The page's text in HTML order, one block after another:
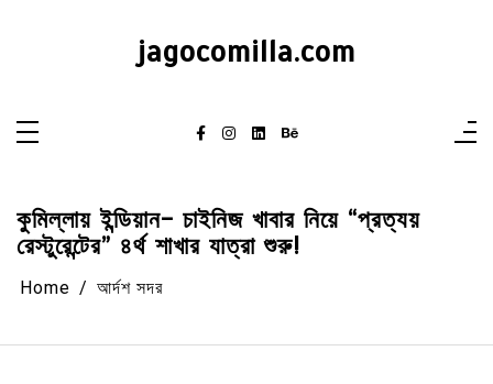
jagocomilla.com
কুমিল্লায় ইন্ডিয়ান- চাইনিজ খাবার নিয়ে “প্রত্যয়
রেস্টুরেন্টের” ৪র্থ শাখার যাত্রা শুরু!
Home আর্দশ সদর